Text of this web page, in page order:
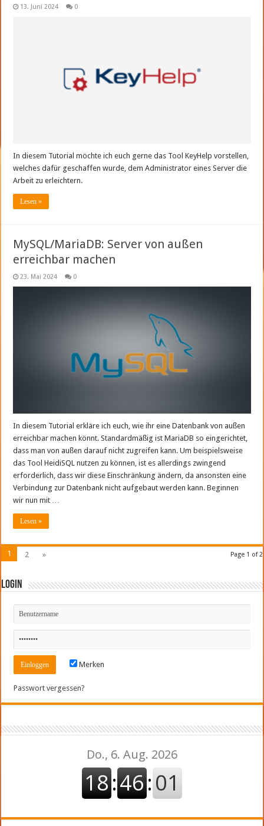
13. Juni 2024 0
In diesem Tutorial möchte ich euch gerne das Tool KeyHelp vorstellen,
welches dafür geschaffen wurde, dem Administrator eines Server die
Arbeit zu erleichtern.
Lesen »
MySQL/MariaDB: Server von außen
erreichbar machen
23. Mai 2024 0
In diesem Tutorial erkläre ich euch, wie ihr eine Datenbank von außen
erreichbar machen könnt. Standardmäßig ist MariaDB so eingerichtet,
dass man von außen darauf nicht zugreifen kann. Um beispielsweise
das Tool HeidiSQL nutzen zu können, ist es allerdings zwingend
erforderlich, dass wir diese Einschränkung ändern, da ansonsten eine
Verbindung zur Datenbank nicht aufgebaut werden kann. Beginnen
wir nun mit …
Lesen »
Page 1 of 2
1 2 »
Login
Merken
Passwort vergessen?